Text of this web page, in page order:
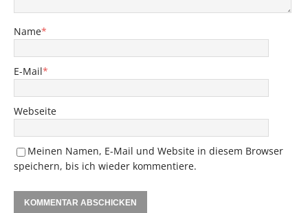
Name*
E-Mail*
Webseite
Meinen Namen, E-Mail und Website in diesem Browser
speichern, bis ich wieder kommentiere.